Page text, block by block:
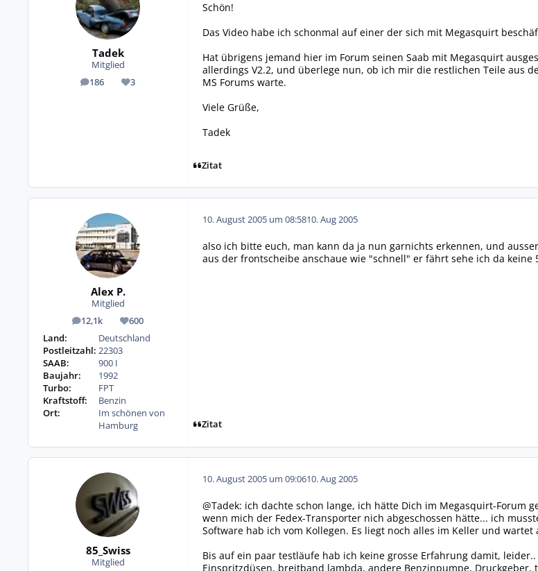
Tadek
Mitglied
186
Beiträge 3
Reputation
Schön!
Das Video habe ich schonmal auf einer der sich mit Megasquirt
Hat übrigens jemand hier im Forum seinen Saab mit Megasquirt
allerdings V2.2, und überlege nun, ob ich mir die restlichen Teile aus
MS Forums warte.
Viele Grüße,
Tadek
Zitat
Alex P.
Mitglied
12,1k
Beiträge 600
Reputation
Land:
Deutschland
Postleitzahl: 22303
SAAB:
900 I
Baujahr:
1992
Turbo:
FPT
Kraftstoff:
Benzin
Ort:
Im schönen von
Hamburg
10. August 2005 um 08:5810. Aug 2005
also ich bitte euch, man kann da ja nun garnichts erkennen, und
aus der frontscheibe anschaue wie "schnell" er fährt sehe ich da keine
Zitat
85_Swiss
Mitglied
10. August 2005 um 09:0610. Aug 2005
@Tadek: ich dachte schon lange, ich hätte Dich im Megasquirt-
wenn mich der Fedex-Transporter nich abgeschossen hätte... ich
Software hab ich vom Kollegen. Es liegt noch alles im Keller und wartet
Bis auf ein paar testläufe hab ich keine grosse Erfahrung damit,
Einspritzdüsen, breitband lambda, andere Benzinpumpe,